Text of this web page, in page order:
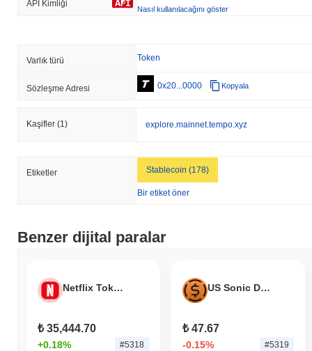
API Kimliği
Nasıl kullanılacağını göster
Varlık türü Token
Sözleşme Adresi 0x20...0000 Kopyala
Kaşifler (1) explore.mainnet.tempo.xyz
Etiketler Stablecoin (178)
Bir etiket öner
Benzer dijital paralar
Netflix Tokenized Stock (Ondo)
₺ 35,444.70
+0.18% #5318
US Sonic Dollar
₺ 47.67
-0.15% #5319